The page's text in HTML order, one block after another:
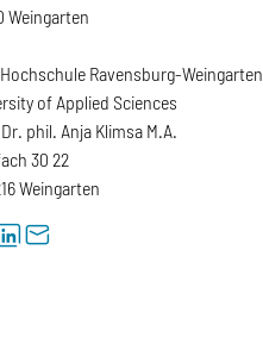
Weingarten
Hochschule Ravensburg-Weingarten
of Applied Sciences
phil. Anja Klimsa M.A.
30 22
Weingarten
letter